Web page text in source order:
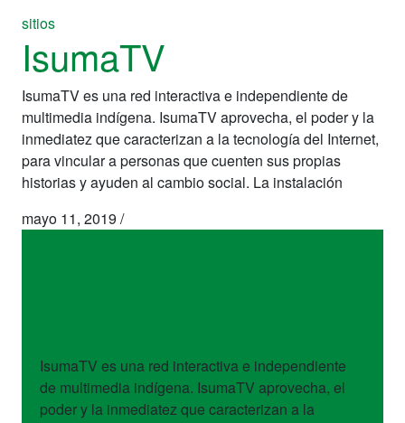
sitios
IsumaTV
IsumaTV es una red interactiva e independiente de
multimedia indígena. IsumaTV aprovecha, el poder y la
inmediatez que caracterizan a la tecnología del Internet,
para vincular a personas que cuenten sus propias
historias y ayuden al cambio social. La instalación
mayo 11, 2019 /
IsumaTV es una red interactiva e independiente
de multimedia indígena. IsumaTV aprovecha, el
poder y la inmediatez que caracterizan a la